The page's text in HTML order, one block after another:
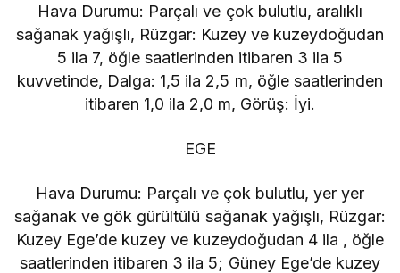
Hava Durumu: Parçalı ve çok bulutlu, aralıklı
sağanak yağışlı, Rüzgar: Kuzey ve kuzeydoğudan
5 ila 7, öğle saatlerinden itibaren 3 ila 5
kuvvetinde, Dalga: 1,5 ila 2,5 m, öğle saatlerinden
itibaren 1,0 ila 2,0 m, Görüş: İyi.
EGE
Hava Durumu: Parçalı ve çok bulutlu, yer yer
sağanak ve gök gürültülü sağanak yağışlı, Rüzgar:
Kuzey Ege’de kuzey ve kuzeydoğudan 4 ila , öğle
saatlerinden itibaren 3 ila 5; Güney Ege’de kuzey